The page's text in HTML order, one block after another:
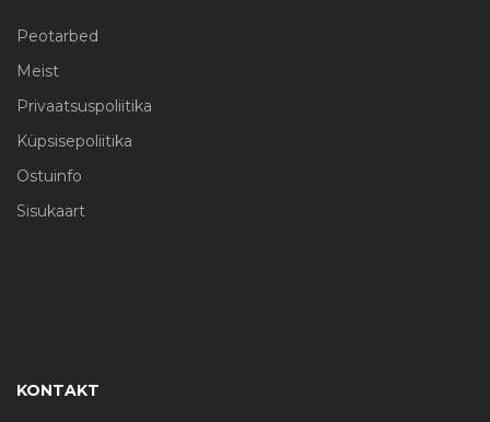
Peotarbed
Meist
Privaatsuspoliitika
Küpsisepoliitika
Ostuinfo
Sisukaart
KONTAKT